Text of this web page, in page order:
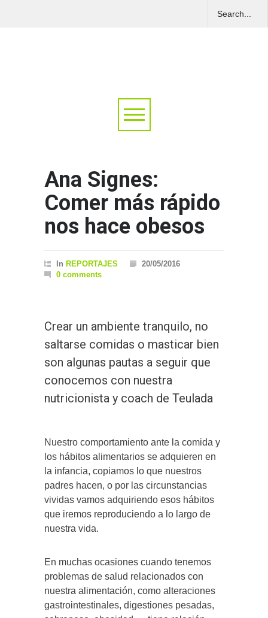
Ana Signes:
Comer más rápido
nos hace obesos
In REPORTAJES
20/05/2016
0 comments
Crear un ambiente tranquilo, no
saltarse comidas o masticar bien
son algunas pautas a seguir que
conocemos con nuestra
nutricionista y coach de Teulada
Nuestro comportamiento ante la comida y
los hábitos alimentarios se adquieren en
la infancia, copiamos lo que nuestros
padres hacen, o por las circunstancias
vividas vamos adquiriendo esos hábitos
que iremos reproduciendo a lo largo de
nuestra vida.
En muchas ocasiones cuando tenemos
problemas de salud relacionados con
nuestra alimentación, como alteraciones
gastrointestinales, digestiones pesadas,